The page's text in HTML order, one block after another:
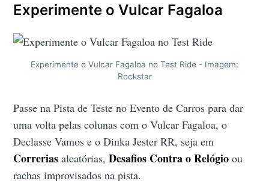
Experimente o Vulcar Fagaloa
Experimente o Vulcar Fagaloa no Test Ride - Imagem:
Rockstar
Passe na Pista de Teste no Evento de Carros para dar
uma volta pelas colunas com o Vulcar Fagaloa, o
Declasse Vamos e o Dinka Jester RR, seja em
Correrias aleatórias,Desafios Contra o Relógio ou
rachas improvisados na pista.